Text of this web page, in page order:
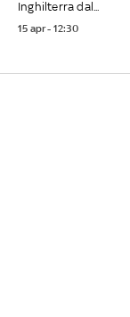
Inghilterra dal...
15 apr - 12:30